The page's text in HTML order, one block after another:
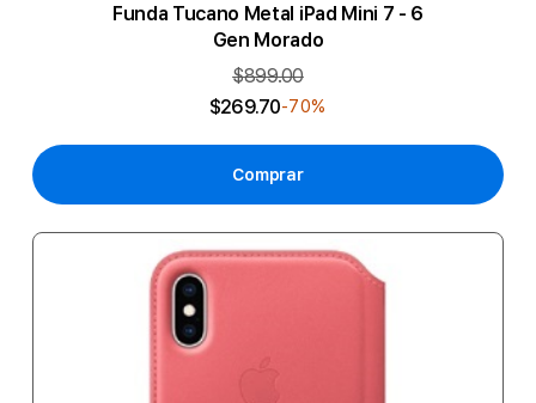
Funda Tucano Metal iPad Mini 7 - 6
Gen Morado
$899.00
$269.70-70%
Comprar